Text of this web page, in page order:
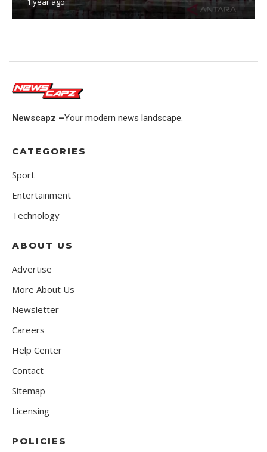
Newscapz –Your modern news landscape.
CATEGORIES
Sport
Entertainment
Technology
ABOUT US
Advertise
More About Us
Newsletter
Careers
Help Center
Contact
Sitemap
Licensing
POLICIES